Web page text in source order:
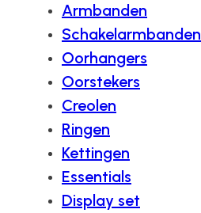
Armbanden
Schakelarmbanden
Oorhangers
Oorstekers
Creolen
Ringen
Kettingen
Essentials
Display set